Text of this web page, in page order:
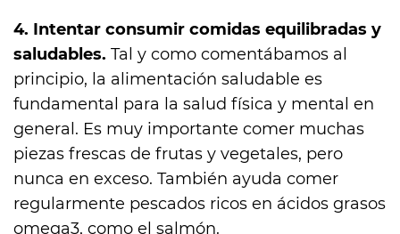
4. Intentar consumir comidas equilibradas y
saludables. Tal y como comentábamos al
principio, la alimentación saludable es
fundamental para la salud física y mental en
general. Es muy importante comer muchas
piezas frescas de frutas y vegetales, pero
nunca en exceso. También ayuda comer
regularmente pescados ricos en ácidos grasos
omega3, como el salmón.